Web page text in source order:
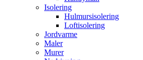
Isolering
Hulmursisolering
Loftisolering
Jordvarme
Maler
Murer